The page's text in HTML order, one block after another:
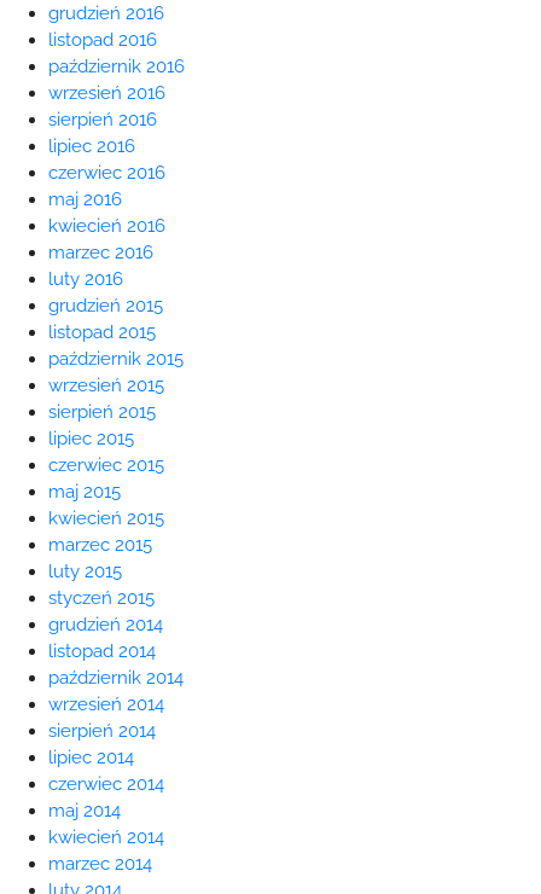
grudzień 2016
listopad 2016
październik 2016
wrzesień 2016
sierpień 2016
lipiec 2016
czerwiec 2016
maj 2016
kwiecień 2016
marzec 2016
luty 2016
grudzień 2015
listopad 2015
październik 2015
wrzesień 2015
sierpień 2015
lipiec 2015
czerwiec 2015
maj 2015
kwiecień 2015
marzec 2015
luty 2015
styczeń 2015
grudzień 2014
listopad 2014
październik 2014
wrzesień 2014
sierpień 2014
lipiec 2014
czerwiec 2014
maj 2014
kwiecień 2014
marzec 2014